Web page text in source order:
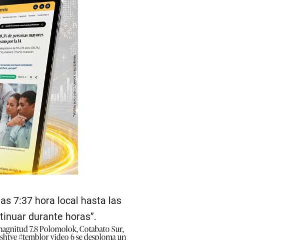
7:37 hora local hasta las
durante horas”.
7.8 Polomolok, Cotabato Sur,
#temblorvideo 6 se desploma un